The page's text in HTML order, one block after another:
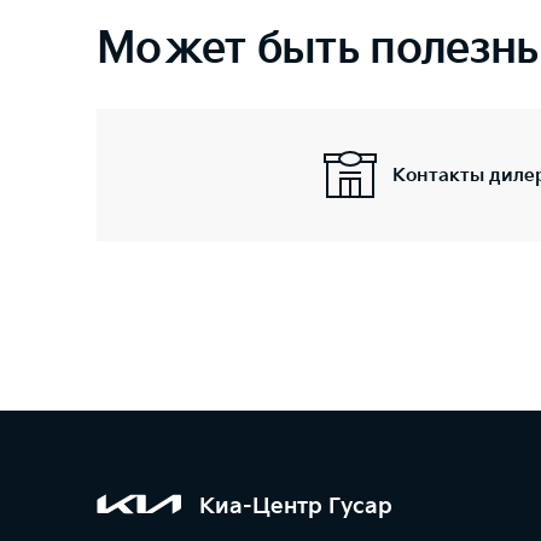
Может быть
Контакты
Киа-Центр Гусар